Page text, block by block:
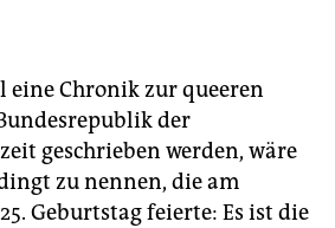
eine Chronik zur queeren
der
geschrieben werden, wäre
zu nennen, die am
Geburtstag feierte: Es ist die